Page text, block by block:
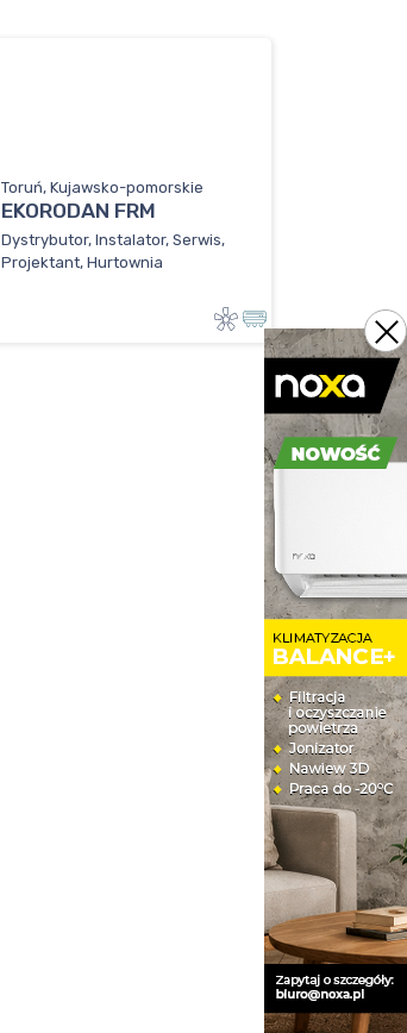
Toruń, Kujawsko-pomorskie
EKORODAN FRM
Dystrybutor, Instalator, Serwis,
Projektant, Hurtownia